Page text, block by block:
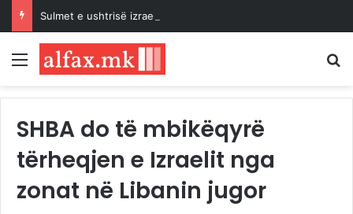
Menu
SHBA do të mbikëqyrë
tërheqjen e Izraelit nga
zonat në Libanin jugor